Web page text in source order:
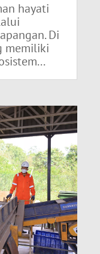
hayati
Di
memiliki